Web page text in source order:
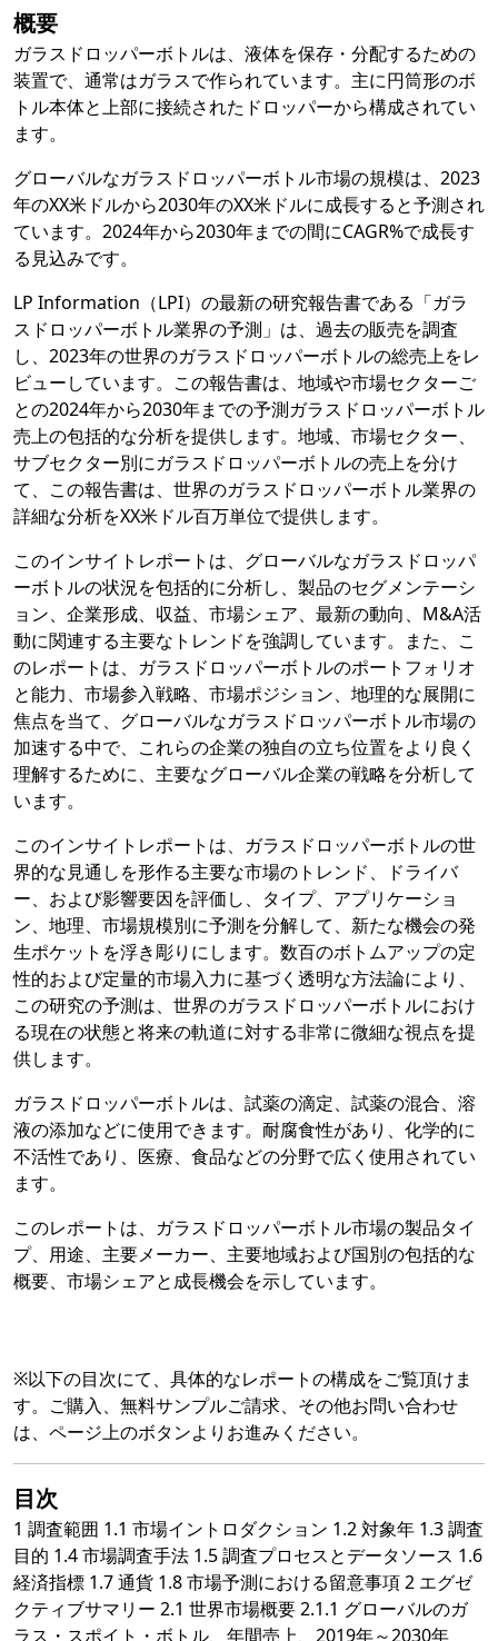
概要
ガラスドロッパーボトルは、液体を保存・分配するための
装置で、通常はガラスで作られています。主に円筒形のボ
トル本体と上部に接続されたドロッパーから構成されてい
ます。
グローバルなガラスドロッパーボトル市場の規模は、2023
年のXX米ドルから2030年のXX米ドルに成長すると予測され
ています。2024年から2030年までの間にCAGR%で成長す
る見込みです。
LP Information（LPI）の最新の研究報告書である「ガラ
スドロッパーボトル業界の予測」は、過去の販売を調査
し、2023年の世界のガラスドロッパーボトルの総売上をレ
ビューしています。この報告書は、地域や市場セクターご
との2024年から2030年までの予測ガラスドロッパーボトル
売上の包括的な分析を提供します。地域、市場セクター、
サブセクター別にガラスドロッパーボトルの売上を分け
て、この報告書は、世界のガラスドロッパーボトル業界の
詳細な分析をXX米ドル百万単位で提供します。
このインサイトレポートは、グローバルなガラスドロッパ
ーボトルの状況を包括的に分析し、製品のセグメンテーシ
ョン、企業形成、収益、市場シェア、最新の動向、M&A活
動に関連する主要なトレンドを強調しています。また、こ
のレポートは、ガラスドロッパーボトルのポートフォリオ
と能力、市場参入戦略、市場ポジション、地理的な展開に
焦点を当て、グローバルなガラスドロッパーボトル市場の
加速する中で、これらの企業の独自の立ち位置をより良く
理解するために、主要なグローバル企業の戦略を分析して
います。
このインサイトレポートは、ガラスドロッパーボトルの世
界的な見通しを形作る主要な市場のトレンド、ドライバ
ー、および影響要因を評価し、タイプ、アプリケーショ
ン、地理、市場規模別に予測を分解して、新たな機会の発
生ポケットを浮き彫りにします。数百のボトムアップの定
性的および定量的市場入力に基づく透明な方法論により、
この研究の予測は、世界のガラスドロッパーボトルにおけ
る現在の状態と将来の軌道に対する非常に微細な視点を提
供します。
ガラスドロッパーボトルは、試薬の滴定、試薬の混合、溶
液の添加などに使用できます。耐腐食性があり、化学的に
不活性であり、医療、食品などの分野で広く使用されてい
ます。
このレポートは、ガラスドロッパーボトル市場の製品タイ
プ、用途、主要メーカー、主要地域および国別の包括的な
概要、市場シェアと成長機会を示しています。
※以下の目次にて、具体的なレポートの構成をご覧頂けま
す。ご購入、無料サンプルご請求、その他お問い合わせ
は、ページ上のボタンよりお進みください。
目次
1 調査範囲 1.1 市場イントロダクション 1.2 対象年 1.3 調査
目的 1.4 市場調査手法 1.5 調査プロセスとデータソース 1.6
経済指標 1.7 通貨 1.8 市場予測における留意事項 2 エグゼ
クティブサマリー 2.1 世界市場概要 2.1.1 グローバルのガ
ラス・スポイト・ボトル、年間売上、2019年～2030年